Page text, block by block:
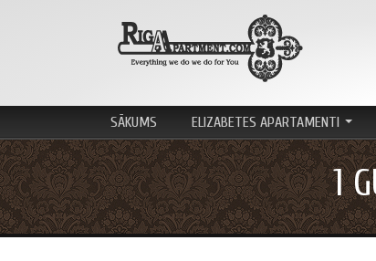
SĀKUMS ELIZABETES APARTAMENTI ...
1